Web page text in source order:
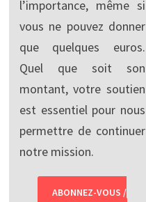
l’importance, même si
vous ne pouvez donner
que quelques euros.
Quel que soit son
montant, votre soutien
est essentiel pour nous
permettre de continuer
notre mission.
ABONNEZ-VOUS /